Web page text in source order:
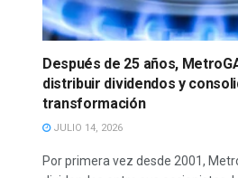
Después de 25 años,
distribuir dividendos y
transformación
JULIO 14, 2026
Por primera vez desde 2001,